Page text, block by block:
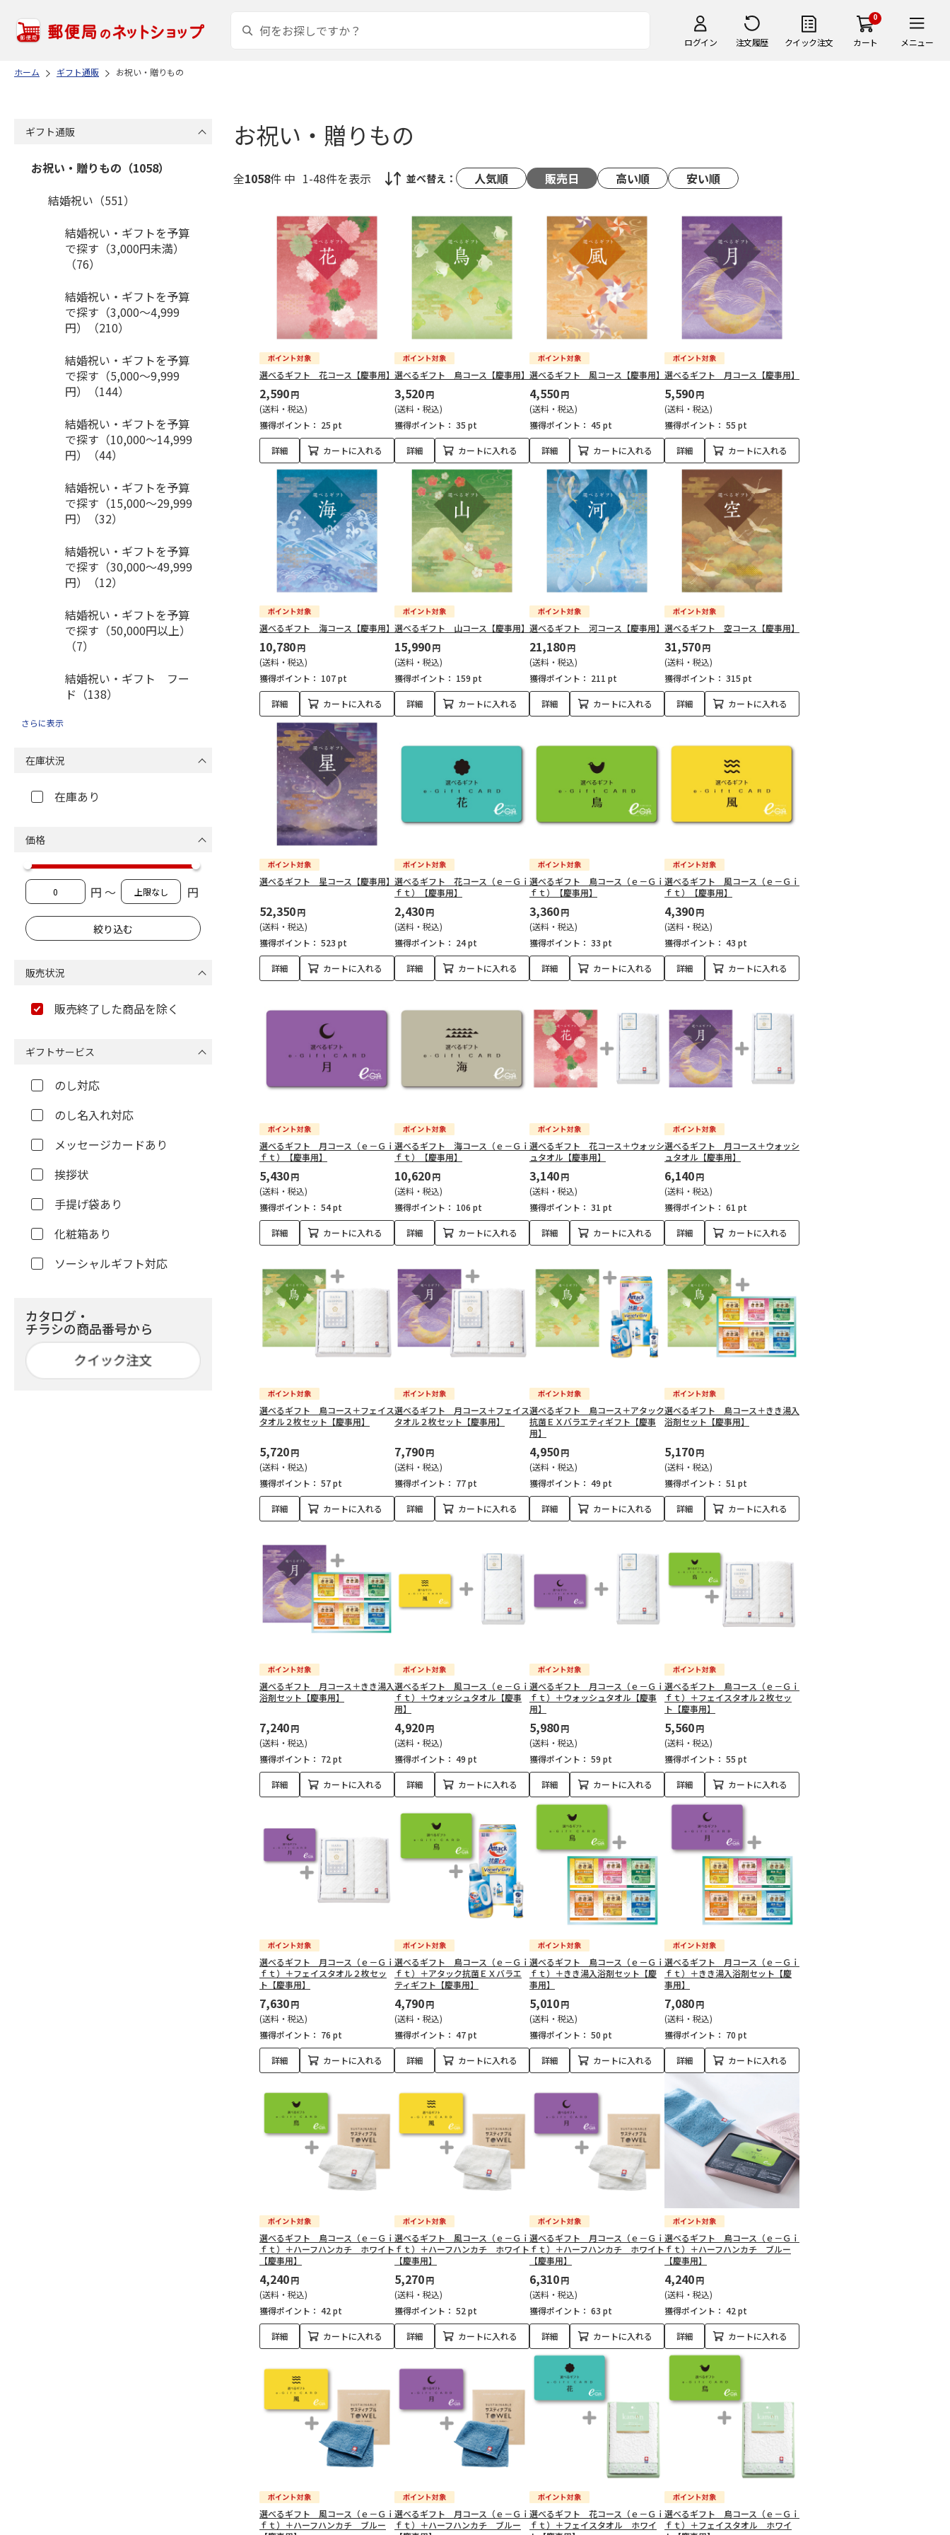
ログイン 注文履歴 クイック注文
0
カート メニュー
ホーム ギフト通販 お祝い・贈りもの
お祝い・贈りもの
全1058件 中 1-48件を表示 並べ替え： 人気順 販売日 高い順 安い順
選べるギフト 花コース【慶事用】
2,590円
(送料・税込)
獲得ポイント： 25 pt
詳細 カートに入れる
選べるギフト 鳥コース【慶事用】
3,520円
(送料・税込)
獲得ポイント： 35 pt
詳細 カートに入れる
選べるギフト 風コース【慶事用】
4,550円
(送料・税込)
獲得ポイント： 45 pt
詳細 カートに入れる
選べるギフト 月コース【慶事用】
5,590円
(送料・税込)
獲得ポイント： 55 pt
詳細 カートに入れる
選べるギフト 海コース【慶事用】
10,780円
(送料・税込)
獲得ポイント： 107 pt
詳細 カートに入れる
選べるギフト 山コース【慶事用】
15,990円
(送料・税込)
獲得ポイント： 159 pt
詳細 カートに入れる
選べるギフト 河コース【慶事用】
21,180円
(送料・税込)
獲得ポイント： 211 pt
詳細 カートに入れる
選べるギフト 空コース【慶事用】
31,570円
(送料・税込)
獲得ポイント： 315 pt
詳細 カートに入れる
選べるギフト 星コース【慶事用】
52,350円
(送料・税込)
獲得ポイント： 523 pt
詳細 カートに入れる
選べるギフト 花コース（ｅ－Ｇｉ
ｆｔ）【慶事用】
2,430円
(送料・税込)
獲得ポイント： 24 pt
詳細 カートに入れる
選べるギフト 鳥コース（ｅ－Ｇｉ
ｆｔ）【慶事用】
3,360円
(送料・税込)
獲得ポイント： 33 pt
詳細 カートに入れる
選べるギフト 風コース（ｅ－Ｇｉ
ｆｔ）【慶事用】
4,390円
(送料・税込)
獲得ポイント： 43 pt
詳細 カートに入れる
選べるギフト 月コース（ｅ－Ｇｉ
ｆｔ）【慶事用】
5,430円
(送料・税込)
獲得ポイント： 54 pt
詳細 カートに入れる
選べるギフト 海コース（ｅ－Ｇｉ
ｆｔ）【慶事用】
10,620円
(送料・税込)
獲得ポイント： 106 pt
詳細 カートに入れる
選べるギフト 花コース＋ウォッシ
ュタオル【慶事用】
3,140円
(送料・税込)
獲得ポイント： 31 pt
詳細 カートに入れる
選べるギフト 月コース＋ウォッシ
ュタオル【慶事用】
6,140円
(送料・税込)
獲得ポイント： 61 pt
詳細 カートに入れる
選べるギフト 鳥コース＋フェイス
タオル２枚セット【慶事用】
5,720円
(送料・税込)
獲得ポイント： 57 pt
詳細 カートに入れる
選べるギフト 月コース＋フェイス
タオル２枚セット【慶事用】
7,790円
(送料・税込)
獲得ポイント： 77 pt
詳細 カートに入れる
選べるギフト 鳥コース＋アタック
抗菌ＥＸバラエティギフト【慶事
用】
4,950円
(送料・税込)
獲得ポイント： 49 pt
詳細 カートに入れる
選べるギフト 鳥コース＋きき湯入
浴剤セット【慶事用】
5,170円
(送料・税込)
獲得ポイント： 51 pt
詳細 カートに入れる
選べるギフト 月コース＋きき湯入
浴剤セット【慶事用】
7,240円
(送料・税込)
獲得ポイント： 72 pt
詳細 カートに入れる
選べるギフト 風コース（ｅ－Ｇｉ
ｆｔ）＋ウォッシュタオル【慶事
用】
4,920円
(送料・税込)
獲得ポイント： 49 pt
詳細 カートに入れる
選べるギフト 月コース（ｅ－Ｇｉ
ｆｔ）＋ウォッシュタオル【慶事
用】
5,980円
(送料・税込)
獲得ポイント： 59 pt
詳細 カートに入れる
選べるギフト 鳥コース（ｅ－Ｇｉ
ｆｔ）＋フェイスタオル２枚セッ
ト【慶事用】
5,560円
(送料・税込)
獲得ポイント： 55 pt
詳細 カートに入れる
選べるギフト 月コース（ｅ－Ｇｉ
ｆｔ）＋フェイスタオル２枚セッ
ト【慶事用】
7,630円
(送料・税込)
獲得ポイント： 76 pt
詳細 カートに入れる
選べるギフト 鳥コース（ｅ－Ｇｉ
ｆｔ）＋アタック抗菌ＥＸバラエ
ティギフト【慶事用】
4,790円
(送料・税込)
獲得ポイント： 47 pt
詳細 カートに入れる
選べるギフト 鳥コース（ｅ－Ｇｉ
ｆｔ）＋きき湯入浴剤セット【慶
事用】
5,010円
(送料・税込)
獲得ポイント： 50 pt
詳細 カートに入れる
選べるギフト 月コース（ｅ－Ｇｉ
ｆｔ）＋きき湯入浴剤セット【慶
事用】
7,080円
(送料・税込)
獲得ポイント： 70 pt
詳細 カートに入れる
選べるギフト 鳥コース（ｅ－Ｇｉ
ｆｔ）＋ハーフハンカチ ホワイト
【慶事用】
4,240円
(送料・税込)
獲得ポイント： 42 pt
詳細 カートに入れる
選べるギフト 風コース（ｅ－Ｇｉ
ｆｔ）＋ハーフハンカチ ホワイト
【慶事用】
5,270円
(送料・税込)
獲得ポイント： 52 pt
詳細 カートに入れる
選べるギフト 月コース（ｅ－Ｇｉ
ｆｔ）＋ハーフハンカチ ホワイト
【慶事用】
6,310円
(送料・税込)
獲得ポイント： 63 pt
詳細 カートに入れる
選べるギフト 鳥コース（ｅ－Ｇｉ
ｆｔ）＋ハーフハンカチ ブルー
【慶事用】
4,240円
(送料・税込)
獲得ポイント： 42 pt
詳細 カートに入れる
選べるギフト 風コース（ｅ－Ｇｉ
ｆｔ）＋ハーフハンカチ ブルー
選べるギフト 月コース（ｅ－Ｇｉ
ｆｔ）＋ハーフハンカチ ブルー
選べるギフト 花コース（ｅ－Ｇｉ
ｆｔ）＋フェイスタオル ホワイ
選べるギフト 鳥コース（ｅ－Ｇｉ
ｆｔ）＋フェイスタオル ホワイ
ギフト通販
お祝い・贈りもの（1058）
結婚祝い（551）
結婚祝い・ギフトを予算
で探す（3,000円未満）
（76）
結婚祝い・ギフトを予算
で探す（3,000～4,999
円）（210）
結婚祝い・ギフトを予算
で探す（5,000～9,999
円）（144）
結婚祝い・ギフトを予算
で探す（10,000～14,999
円）（44）
結婚祝い・ギフトを予算
で探す（15,000～29,999
円）（32）
結婚祝い・ギフトを予算
で探す（30,000～49,999
円）（12）
結婚祝い・ギフトを予算
で探す（50,000円以上）
（7）
結婚祝い・ギフト フー
ド（138）
ル（125）
結婚祝い・ギフト カタ
ログギフト（134）
結婚祝い・ギフト 日用
品（128）
結婚祝い・ギフト 花
へ贈る（358）
結婚祝い・ギフト 友
人・同僚へ贈る（346）
へ贈る（350）
出産祝い・ギフト商品一覧
出産祝い・ギフトを予算
で探す（3,000円未満）
出産祝い・ギフトを予算
で探す（3,000円～5,000
円未満）（151）
出産祝い・ギフトを予算
さらに表示
在庫状況
在庫あり
価格
円 ～ 円
販売状況
販売終了した商品を除く
ギフトサービス
のし対応
のし名入れ対応
メッセージカードあり
挨拶状
手提げ袋あり
化粧箱あり
ソーシャルギフト対応
カタログ・
チラシの商品番号から